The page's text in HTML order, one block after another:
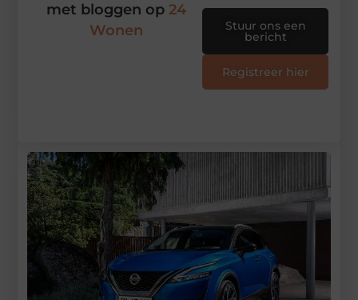
met bloggen op 24
Wonen
Stuur ons een
bericht
Registreer hier